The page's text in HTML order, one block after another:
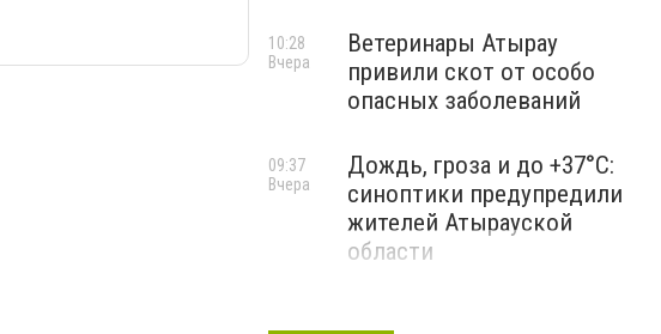
Ветеринары Атырау
привили скот от особо
опасных заболеваний
10:28
Вчера
Дождь, гроза и до +37°C:
синоптики предупредили
жителей Атырауской
области
09:37
Вчера